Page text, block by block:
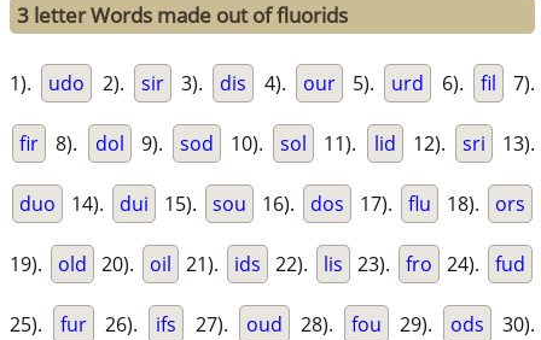
3 letter Words made out of fluorids
1). udo 2). sir 3). dis 4). our 5). urd 6). fil 7).
fir 8). dol 9). sod 10). sol 11). lid 12). sri 13).
duo 14). dui 15). sou 16). dos 17). flu 18). ors
19). old 20). oil 21). ids 22). lis 23). fro 24). fud
25). fur 26). ifs 27). oud 28). fou 29). ods 30).